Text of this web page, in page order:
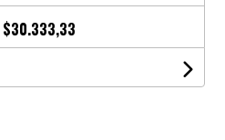
$30.333,33